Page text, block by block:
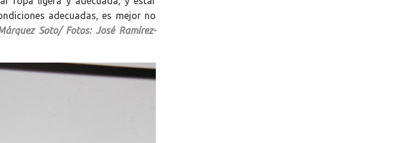
adecuadas, es mejor no
Soto/ Fotos: José Ramírez-